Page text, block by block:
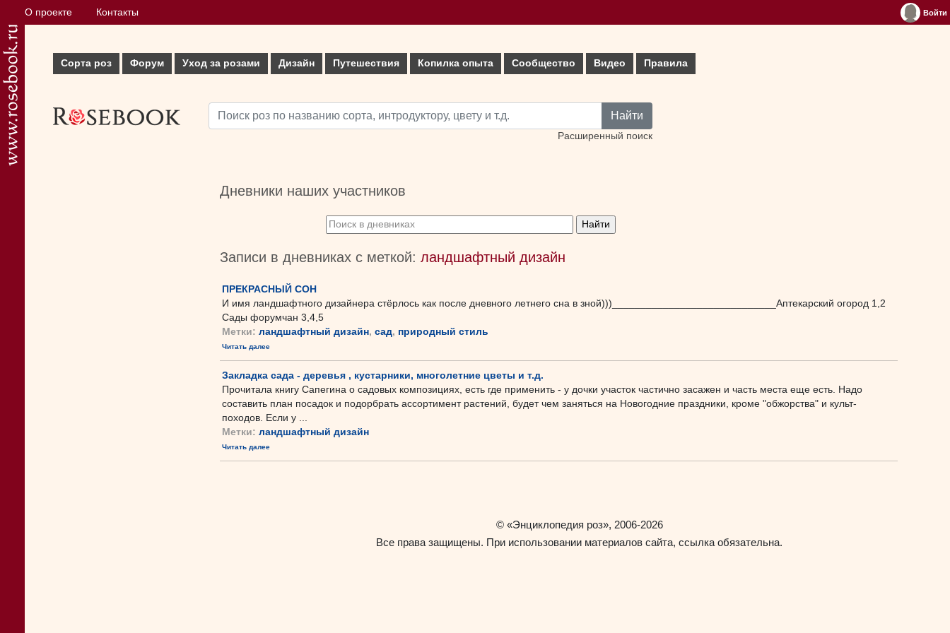
О проекте Контакты Войти
Сорта роз Форум Уход за розами Дизайн Путешествия Копилка опыта Сообщество Видео Правила
Найти
Расширенный поиск
Дневники наших участников
Записи в дневниках с меткой: ландшафтный дизайн
ПРЕКРАСНЫЙ СОН
И имя ландшафтного дизайнера стёрлось как после дневного летнего сна в зной)))_____________________________Аптекарский огород 1,2
Сады форумчан 3,4,5
Метки: ландшафтный дизайн, сад, природный стиль
Читать далее
Закладка сада - деревья , кустарники, многолетние цветы и т.д.
Прочитала книгу Сапегина о садовых композициях, есть где применить - у дочки участок частично засажен и часть места еще есть. Надо
составить план посадок и подорбрать ассортимент растений, будет чем заняться на Новогодние праздники, кроме "обжорства" и культ-
походов. Если у ...
Метки: ландшафтный дизайн
Читать далее
© «Энциклопедия роз», 2006-2026
Все права защищены. При использовании материалов сайта, ссылка обязательна.